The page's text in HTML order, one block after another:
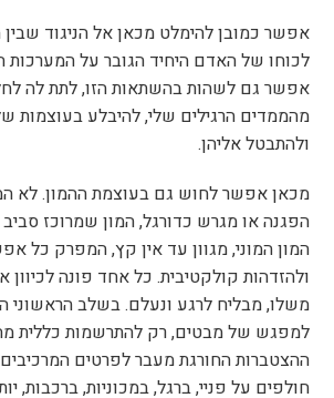
אפשר כמובן להימלט מכאן אל הניגוד שבין
לכוחו של האדם היחיד הגובר על המערכות
אפשר גם לשהות בהשתאות הזו, לתת לה
מהממדים הרגילים שלי, להיבלע בעוצמות
ולהתבטל אליהן.
מכאן אפשר לחוש גם בעוצמת ההמון. לא
הפגנה או מגרש כדורגל, המון שמרוכז
המון המוני, מגוון עד אין קץ, המפרק כל
ולהזדהות קולקטיבית. כל אחד פונה לכיוון
משלו, מבליח לרגע ונעלם. בשלב הראשוני
למפגש של מבטים, רק להתרשמות כללית
ההצטברות החורגת מעבר לפרטים
חולפים על פניי, ברגל, במכוניות, ברכבות,